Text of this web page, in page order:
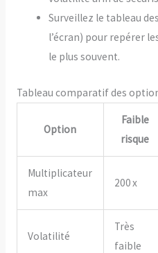
Surveillez le tableau
l’écran) pour repérer
le plus souvent.
Tableau comparatif des
Option
Faible
risque
Multiplicateur
max
200 x
Volatilité
Très
faible